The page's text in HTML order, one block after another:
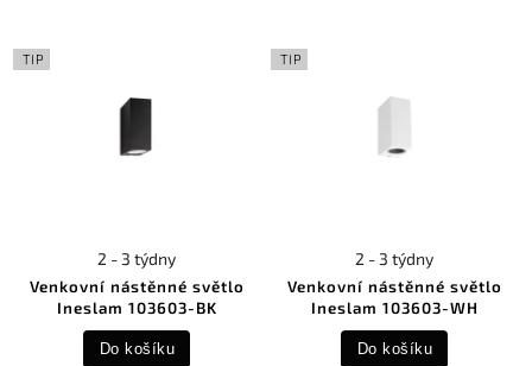
TIP
Venkovní nástěnné světlo
Ineslam 103603-BK
2 - 3 týdny
Do košíku
TIP
Venkovní nástěnné světlo
Ineslam 103603-WH
2 - 3 týdny
Do košíku